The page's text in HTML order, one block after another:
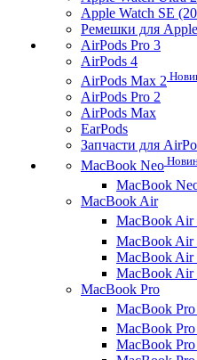
Apple Watch SE
Ремешки для
AirPods Pro 3
AirPods 4
AirPods Max 2
AirPods Pro 2
AirPods Max
EarPods
Запчасти для
MacBook Neo
MacBook
MacBook Air
MacBook Air
MacBook Air
MacBook Air
MacBook Air
MacBook Pro
MacBook
MacBook
MacBook